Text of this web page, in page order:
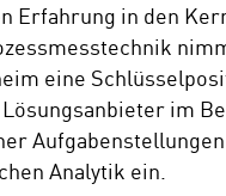
Erfahrung in den
eine
im
Analytik ein.